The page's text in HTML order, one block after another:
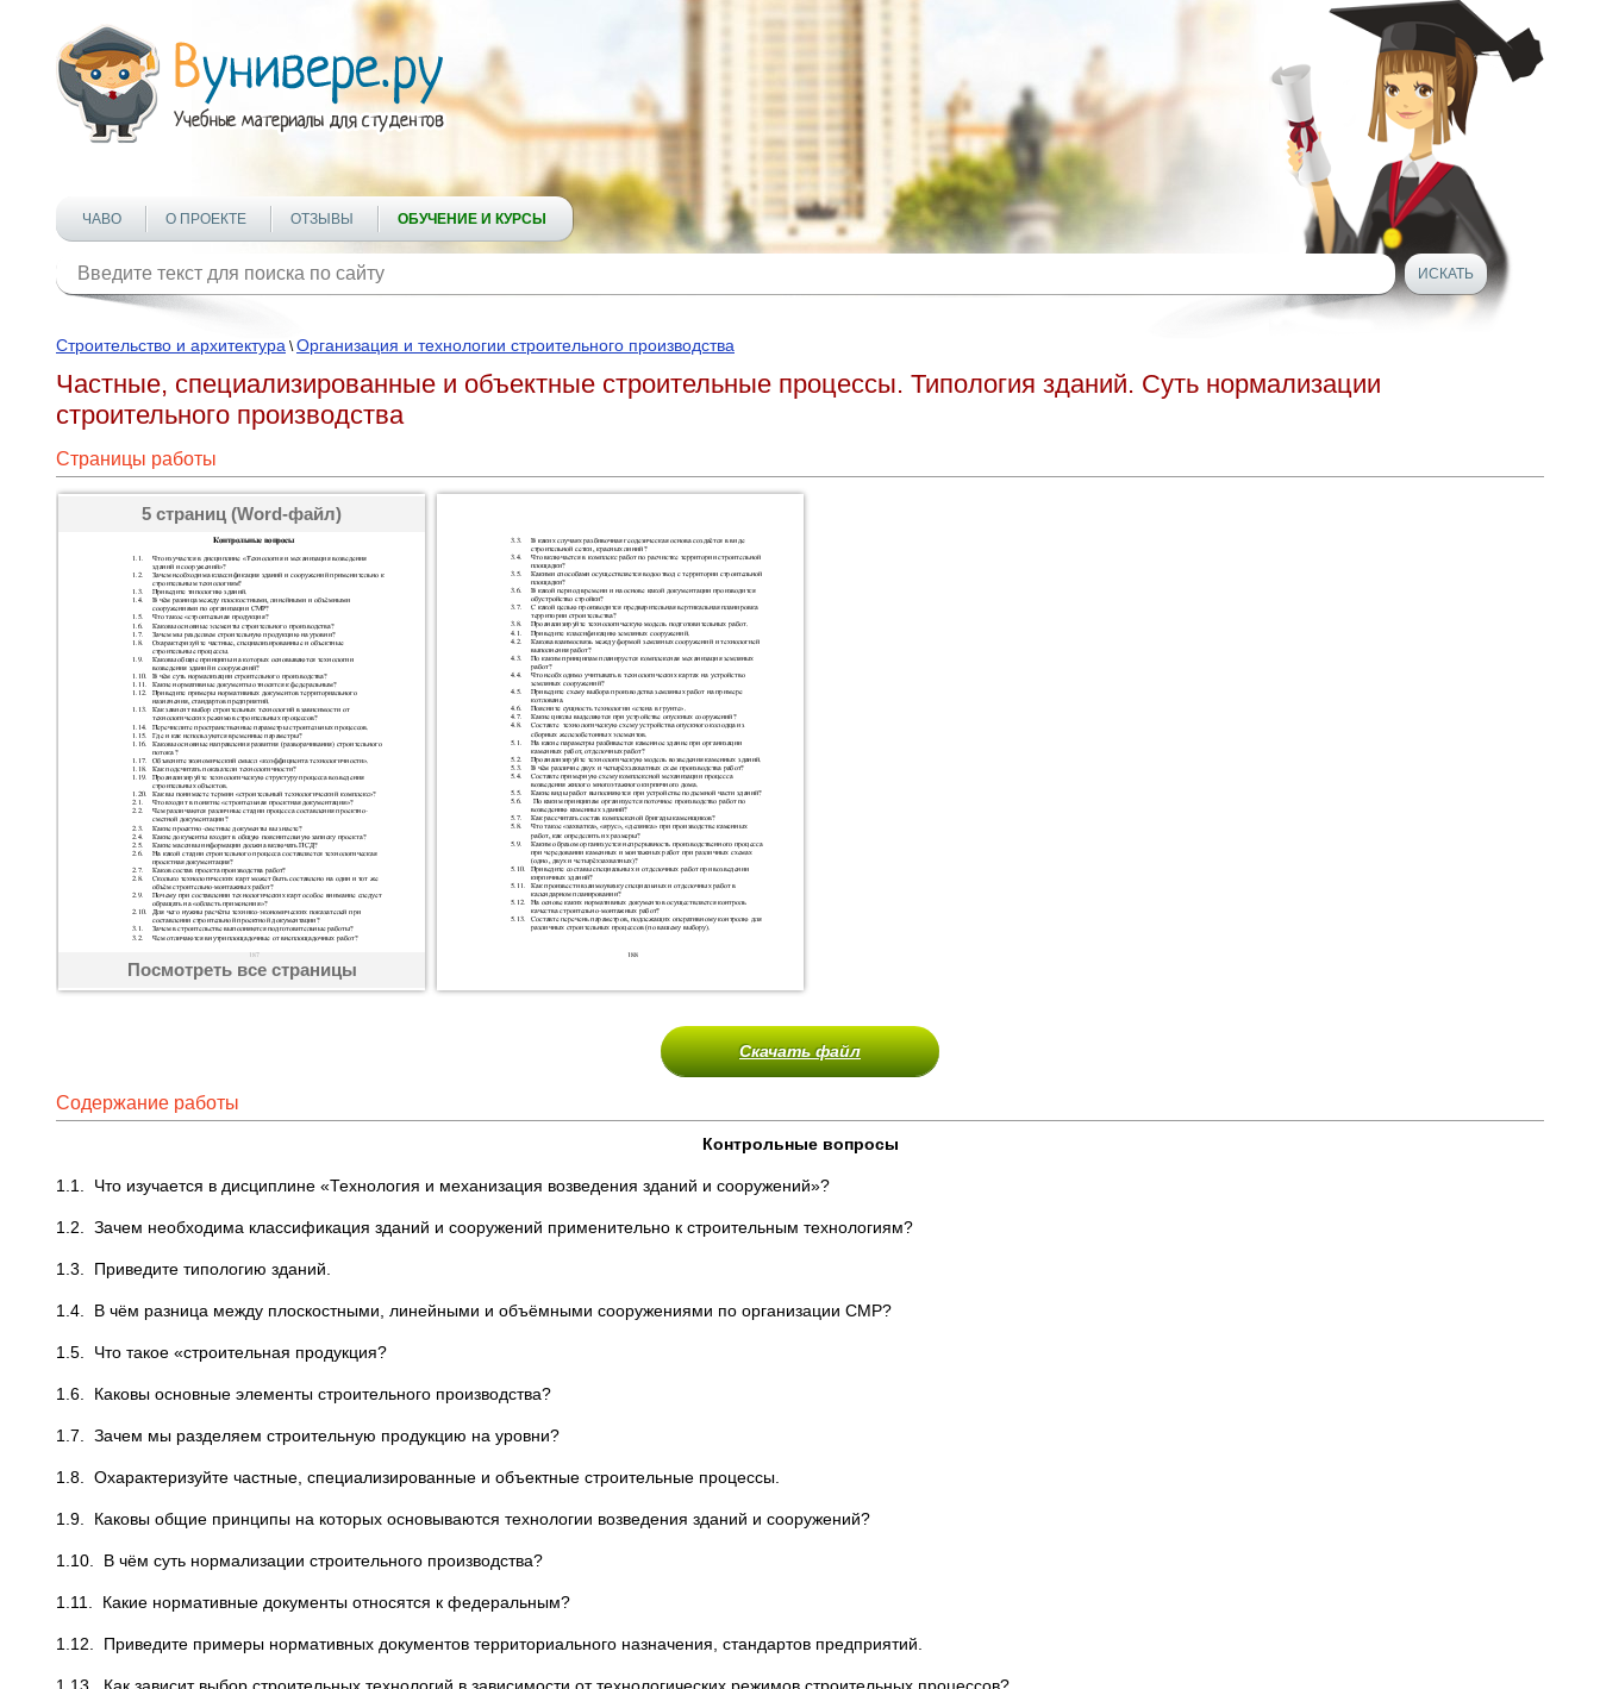
ЧАВО О ПРОЕКТЕ ОТЗЫВЫ ОБУЧЕНИЕ И КУРСЫ
Строительство и архитектура \Организация и технологии строительного производства
Частные, специализированные и объектные строительные процессы. Типология зданий. Суть нормализации
строительного производства
Страницы работы
5 страниц (Word-файл)
Посмотреть все страницы
Скачать файл
Содержание работы
Контрольные вопросы
1.1. Что изучается в дисциплине «Технология и механизация возведения зданий и сооружений»?
1.2. Зачем необходима классификация зданий и сооружений применительно к строительным технологиям?
1.3. Приведите типологию зданий.
1.4. В чём разница между плоскостными, линейными и объёмными сооружениями по организации СМР?
1.5. Что такое «строительная продукция?
1.6. Каковы основные элементы строительного производства?
1.7. Зачем мы разделяем строительную продукцию на уровни?
1.8. Охарактеризуйте частные, специализированные и объектные строительные процессы.
1.9. Каковы общие принципы на которых основываются технологии возведения зданий и сооружений?
1.10. В чём суть нормализации строительного производства?
1.11. Какие нормативные документы относятся к федеральным?
1.12. Приведите примеры нормативных документов территориального назначения, стандартов предприятий.